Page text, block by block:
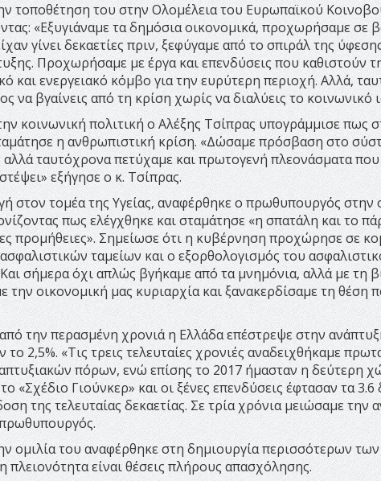
τοποθέτηση του στην Ολομέλεια του Ευρωπαϊκού
«Εξυγιάναμε τα δημόσια οικονομικά, προχωρήσαμε σε
γίνει δεκαετίες πριν, ξεφύγαμε από το σπιράλ της
Προχωρήσαμε με έργα και επενδύσεις που καθιστούν
και ενεργειακό κόμβο για την ευρύτερη περιοχή. Αλλά,
να βγαίνεις από τη κρίση χωρίς να διαλύεις το κοινωνικό
κοινωνική πολιτική ο Αλέξης Τσίπρας υπογράμμισε πως
η ανθρωπιστική κρίση. «Δώσαμε πρόσβαση στο
ταυτόχρονα πετύχαμε και πρωτογενή πλεονάσματα που
εξήγησε ο κ. Τσίπρας.
στον τομέα της Υγείας, αναφέρθηκε ο πρωθυπουργός στην
πως ελέγχθηκε και σταμάτησε «η σπατάλη και το
προμήθειες». Σημείωσε ότι η κυβέρνηση προχώρησε σε
ταμείων και ο εξορθολογισμός του
σήμερα όχι απλώς βγήκαμε από τα μνημόνια, αλλά με τη
την οικονομική μας κυριαρχία και ξανακερδίσαμε τη θέση
την περασμένη χρονιά η Ελλάδα επέστρεψε στην
το 2,5%. «Τις τρεις τελευταίες χρονιές αναδειχθήκαμε
πόρων, ενώ επίσης το 2017 ήμασταν η δεύτερη
«Σχέδιο Γιούνκερ» και οι ξένες επενδύσεις έφτασαν τα
της τελευταίας δεκαετίας. Σε τρία χρόνια μειώσαμε την
ομιλία του αναφέρθηκε στη δημιουργία περισσότερων
πλειονότητα είναι θέσεις πλήρους απασχόλησης.